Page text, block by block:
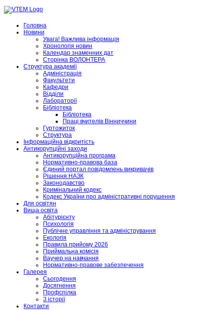
Головна
Новини
Увага! Важлива інформація
Хронологія новин
Календар знаменних дат
Сторінка ВОЛОНТЕРА
Структура академії
Адміністрація
Факультети
Кафедри
Відділи
Лабораторії
Бібліотека
Бібліотека
Праці вчителів Вінниччини
Гуртожиток
Структура
Інформаційна відкритість
Антикорупційні заходи
Антикорупційна програма
Нормативно-правова база
Єдиний портал повідомлень викривачів
Рішення НАЗК
Законодавство
Кримінальний кодекс
Кодекс України про адміністративні порушення
Для освітян
Вища освіта
Абітурієнту
Психологія
Публічне управління та адміністрування
Екологія
Правила прийому 2026
Приймальна комісія
Ваучер на навчання
Нормативно-правове забезпечення
Галерея
Сьогодення
Досягнення
Профспілка
З історії
Контакти